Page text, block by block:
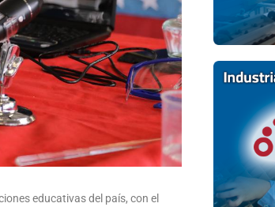
educativas del país, con el